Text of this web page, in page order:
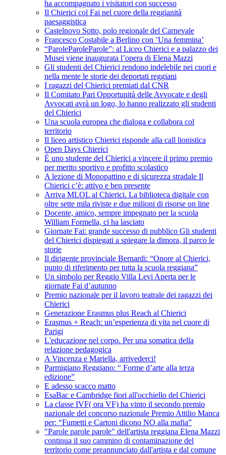
ha accompagnato i visitatori con successo
Il Chierici col Fai nel cuore della reggianità
paesaggistica
Castelnovo Sotto, polo regionale del Carnevale
Francesco Costabile a Berlino con ’Una femmina’
“ParoleParoleParole”: al Liceo Chierici e a palazzo dei
Musei viene inaugurata l’opera di Elena Mazzi
Gli studenti del Chierici rendono indelebile nei cuori e
nella mente le storie dei deportati reggiani
I ragazzi del Chierici premiati dal CNR
Il Comitato Pari Opportunità delle Avvocate e degli
Avvocati avrà un logo, lo hanno realizzato gli studenti
del Chierici
Una scuola europea che dialoga e collabora col
territorio
Il liceo artistico Chierici risponde alla call lionistica
Open Days Chierici
È uno studente del Chierici a vincere il primo premio
per merito sportivo e profitto scolastico
A lezione di Monopattino e di sicurezza stradale Il
Chierici c’è: attivo e ben presente
Arriva MLOL al Chierici. La biblioteca digitale con
oltre sette mila riviste e due milioni di risorse on line
Docente, amico, sempre impegnato per la scuola
William Formella, ci ha lasciato
Giornate Fai: grande successo di pubblico Gli studenti
del Chierici dispiegati a spiegare la dimora, il parco le
storie
Il dirigente provinciale Bernardi: “Onore al Chierici,
punto di riferimento per tutta la scuola reggiana”
Un simbolo per Reggio Villa Levi Aperta per le
giornate Fai d’autunno
Premio nazionale per il lavoro teatrale dei ragazzi dei
Chierici
Generazione Erasmus plus Reach al Chierici
Erasmus + Reach: un’esperienza di vita nel cuore di
Parigi
L'educazione nel corpo. Per una somatica della
relazione pedagogica
A Vincenza e Mariella, arrivederci!
Parmigiano Reggiano: “ Forme d’arte alla terza
edizione”
E adesso scacco matto
EsaBac e Cambridge fiori all'occhiello del Chierici
La classe IVF( ora VF) ha vinto il secondo premio
nazionale del concorso nazionale Premio Attilio Manca
per: “Fumetti e Cartoni dicono NO alla mafia”
"Parole parole parole" dell'artista reggiana Elena Mazzi
continua il suo cammino di contaminazione del
territorio come preannunciato dall'artista e dal comune